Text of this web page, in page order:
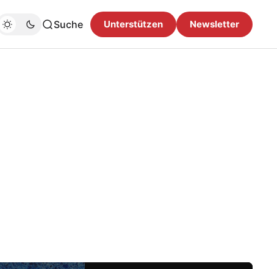
Suche Unterstützen Newsletter